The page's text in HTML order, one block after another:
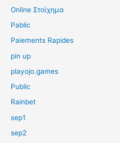
Online Στοίχημα
Pablic
Paiements Rapides
pin up
playojo.games
Public
Rainbet
sep1
sep2